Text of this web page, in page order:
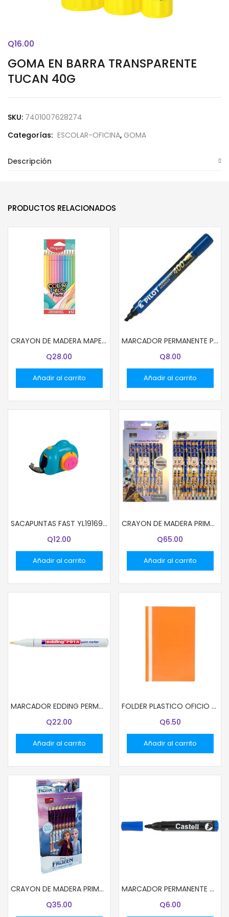
GOMA EN BARRA TRANSPARENTE
TUCAN 40G
Q16.00
SKU: 7401007628274
Categorías: ESCOLAR-OFICINA, GOMA
Descripción
PRODUCTOS RELACIONADOS
CRAYON DE MADERA MAPED COLORES PASTEL LARGO 12 COLORES
Q28.00
Añadir al carrito
MARCADOR PERMANENTE PILOT AZUL SCA-400
Q8.00
Añadir al carrito
SACAPUNTAS FAST YL191695 CAMARA BX1
Q12.00
Añadir al carrito
CRAYON DE MADERA PRIMAVERA 12 COL JUMBO DISNEY NIÑO (96)
Q65.00
Añadir al carrito
MARCADOR EDDING PERMANENTE 791 DELGADO BLANCO
Q22.00
Añadir al carrito
FOLDER PLASTICO OFICIO NARANJA
Q6.50
Añadir al carrito
CRAYON DE MADERA PRIMAVERA 12 COL LARGO 13002 DISNEY NIÑA
Q35.00
MARCADOR PERMANENTE CASTELL PUNTA REDONDA AZUL
Q6.00